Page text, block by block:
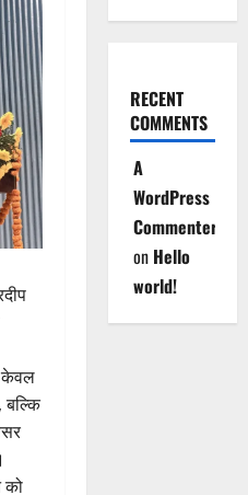
को
RECENT
COMMENTS
A
WordPress
Commenter
on Hello
world!